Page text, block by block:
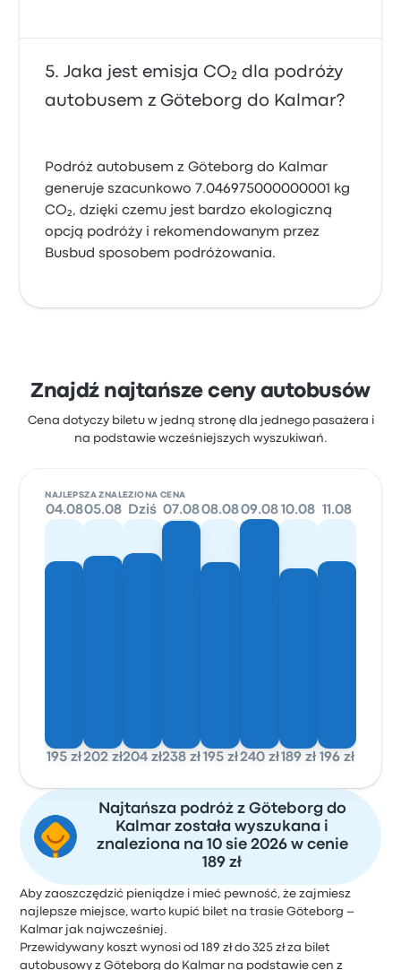
Jaka jest emisja CO₂ dla podróży
autobusem z Göteborg do Kalmar?
Podróż autobusem z Göteborg do Kalmar
generuje szacunkowo 7.046975000000001 kg
CO₂, dzięki czemu jest bardzo ekologiczną
opcją podróży i rekomendowanym przez
Busbud sposobem podróżowania.
Znajdź najtańsze ceny autobusów
Cena dotyczy biletu w jedną stronę dla jednego pasażera i
na podstawie wcześniejszych wyszukiwań.
NAJLEPSZA ZNALEZIONA CENA
04.08
195 zł
05.08
202 zł
Dziś
204 zł
07.08
238 zł
08.08
195 zł
09.08
240 zł
10.08
189 zł
11.08
196 zł
Najtańsza podróż z Göteborg do
Kalmar została wyszukana i
znaleziona na 10 sie 2026 w cenie
189 zł
Aby zaoszczędzić pieniądze i mieć pewność, że zajmiesz
najlepsze miejsce, warto kupić bilet na trasie Göteborg –
Kalmar jak najwcześniej.
Przewidywany koszt wynosi od 189 zł do 325 zł za bilet
autobusowy z Göteborg do Kalmar na podstawie cen z